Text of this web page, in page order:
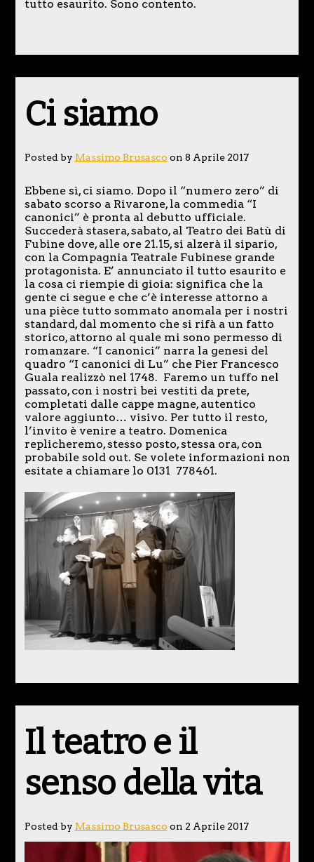
tutto esaurito. Sono contento.
Ci siamo
Posted by Massimo Brusasco on 8 Aprile 2017
Ebbene sì, ci siamo. Dopo il “numero zero” di
sabato scorso a Rivarone, la commedia “I
canonici” è pronta al debutto ufficiale.
Succederà stasera, sabato, al Teatro dei Batù di
Fubine dove, alle ore 21.15, si alzerà il sipario,
con la Compagnia Teatrale Fubinese grande
protagonista. E’ annunciato il tutto esaurito e
la cosa ci riempie di gioia: significa che la
gente ci segue e che c’è interesse attorno a
una pièce tutto sommato anomala per i nostri
standard, dal momento che si rifà a un fatto
storico, attorno al quale mi sono permesso di
romanzare. “I canonici” narra la genesi del
quadro “I canonici di Lu” che Pier Francesco
Guala realizzò nel 1748. Faremo un tuffo nel
passato, con i nostri bei vestiti da prete,
completati dalle cappe magne, autentico
valore aggiunto… visivo. Per tutto il resto,
l’invito è venire a teatro. Domenica
replicheremo, stesso posto, stessa ora, con
probabile sold out. Se volete informazioni non
esitate a chiamare lo 0131 778461.
Il teatro e il
senso della vita
Posted by Massimo Brusasco on 2 Aprile 2017